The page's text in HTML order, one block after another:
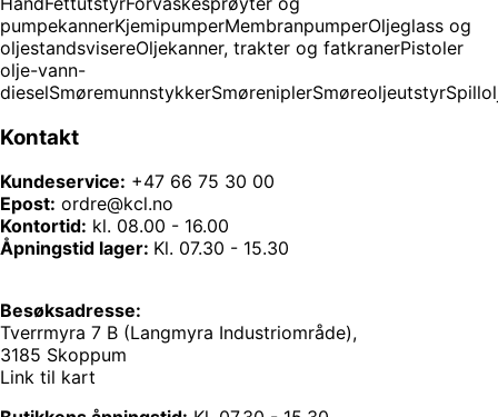
pumpekannerKjemipumperMembranpumperOljeglass og
oljestandsvisereOljekanner, trakter og fatkranerPistoler
olje-vann-
dieselSmøremunnstykkerSmøreniplerSmøreoljeutstyr
Kontakt
Kundeservice: +47 66 75 30 00
Epost: ordre@kcl.no
Kontortid: kl. 08.00 - 16.00
Åpningstid lager: Kl. 07.30 - 15.30
Besøksadresse:
Tverrmyra 7 B (Langmyra Industriområde),
3185 Skoppum
Link til kart